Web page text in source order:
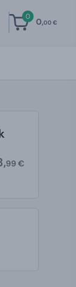
0 0,00 €
99 €